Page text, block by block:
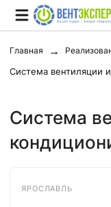
Главная
Система вентиляции
Система
ЯРОСЛАВЛЬ